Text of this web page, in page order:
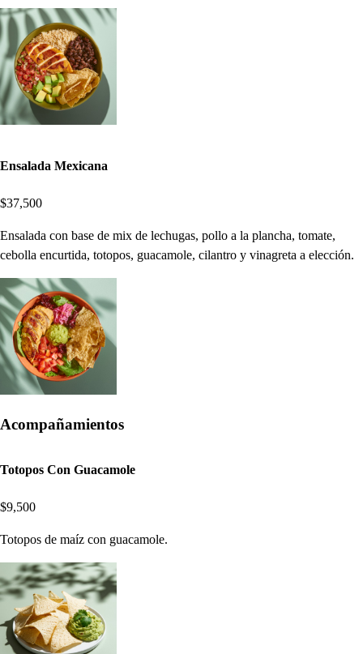
Ensalada Mexicana
$37,500
Ensalada con base de mix de lechugas, pollo a la plancha, tomate,
cebolla encurtida, totopos, guacamole, cilantro y vinagreta a elección.
Acompañamientos
Totopos Con Guacamole
$9,500
Totopos de maíz con guacamole.